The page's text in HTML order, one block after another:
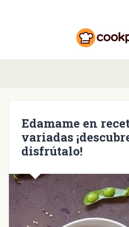
Edamame en
variadas
disfrútalo!